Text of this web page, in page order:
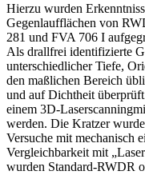
Hierzu wurden
Gegenlaufflächen von
281 und FVA 706 I
Als drallfrei identifizierte
unterschiedlicher Tiefe,
den maßlichen Bereich
und auf Dichtheit
einem 3D-
werden. Die Kratzer
Versuche mit mechanisch
Vergleichbarkeit mit
wurden Standard-RWDR